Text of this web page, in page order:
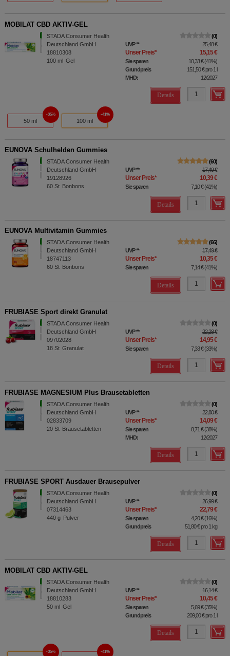
MOBILAT CBD AKTIV-GEL
STADA Consumer Health
Deutschland GmbH
18810308
100 ml Gel
0
UVP** 25,48 €
Unser Preis* 15,15 €
Sie sparen 10,33 €(41%)
Grundpreis
151,50 €pro 1 l
MHD:
12/2027
Details
50 ml
35%
100 ml
41%
EUNOVA Schulhelden Gummies
STADA Consumer Health
Deutschland GmbH
19128926
60 St Bonbons
60
UVP** 17,49 €
Unser Preis* 10,39 €
Sie sparen 7,10 €(41%)
Details
EUNOVA Multivitamin Gummies
STADA Consumer Health
Deutschland GmbH
18747113
60 St Bonbons
66
UVP** 17,49 €
Unser Preis* 10,35 €
Sie sparen 7,14 €(41%)
Details
FRUBIASE Sport direkt Granulat
STADA Consumer Health
Deutschland GmbH
09702028
18 St Granulat
0
UVP** 22,28 €
Unser Preis* 14,95 €
Sie sparen 7,33 €(33%)
Details
FRUBIASE MAGNESIUM Plus Brausetabletten
STADA Consumer Health
Deutschland GmbH
02833709
20 St Brausetabletten
0
UVP** 22,80 €
Unser Preis* 14,09 €
Sie sparen 8,71 €(38%)
MHD:
12/2027
Details
FRUBIASE SPORT Ausdauer Brausepulver
STADA Consumer Health
Deutschland GmbH
07314463
440 g Pulver
0
UVP** 26,99 €
Unser Preis* 22,79 €
Sie sparen 4,20 €(16%)
Grundpreis
51,80 €pro 1 kg
Details
MOBILAT CBD AKTIV-GEL
STADA Consumer Health
Deutschland GmbH
18810283
50 ml Gel
0
UVP** 16,14 €
Unser Preis* 10,45 €
Sie sparen 5,69 €(35%)
Grundpreis
209,00 €pro 1 l
Details
35% 41%